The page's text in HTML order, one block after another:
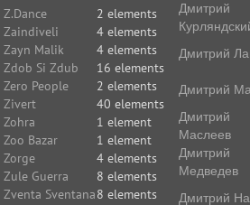
Z.Dance
2 elements
Zaindiveli
4 elements
Zayn Malik
4 elements
Zdob Si Zdub
16 elements
Zero People
2 elements
Zivert
40 elements
Zohra
1 element
Zoo Bazar
1 element
Zorge
4 elements
Zule Guerra
8 elements
Zventa Sventana8 elements
Дмитрий
Дмитрий
Дмитрий
Дмитрий
Маслеев
Дмитрий
Медведев
Дмитрий